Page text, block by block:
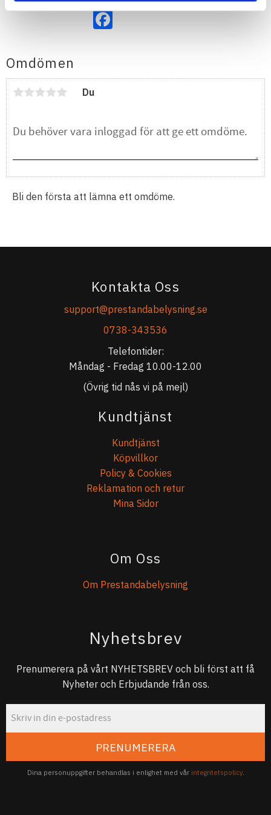
Facebook
Omdömen
Du
Bli den första att lämna ett omdöme.
Kontakta Oss
support@prestandabelysning.se
0738-343536
Telefontider:
Måndag - Fredag 10.00-12.00
(Övrig tid nås vi på mejl)
Kundtjänst
Kundtjänst
Köpvillkor
Policy & Cookies
Reklamation och retur
Mina Sidor
Om Oss
Om Prestandabelysning
Nyhetsbrev
Prenumerera på vårt NYHETSBREV och bli först att få
Nyheter och Erbjudande från oss.
PRENUMERERA
Dina personuppgifter behandlas i enlighet med vår integritetspolicy.